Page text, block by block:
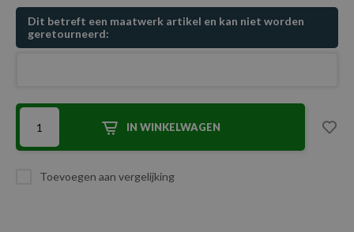
Dit betreft een maatwerk artikel en kan niet worden
geretourneerd:
IN WINKELWAGEN
Toevoegen aan vergelijking